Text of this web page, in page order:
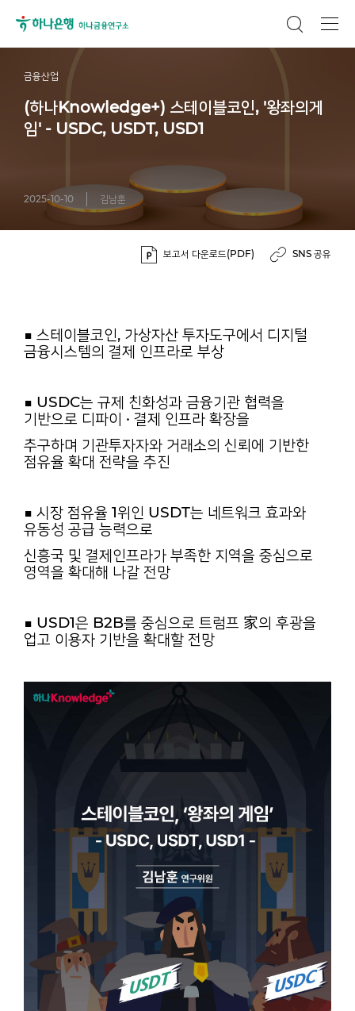
금융산업
(하나Knowledge+) 스테이블코인, '왕좌의게
임' - USDC, USDT, USD1
2025-10-10 김남훈
보고서 다운로드(PDF) SNS 공유
■ 스테이블코인, 가상자산 투자도구에서 디지털
금융시스템의 결제 인프라로 부상
■ USDC는 규제 친화성과 금융기관 협력을
기반으로 디파이 · 결제 인프라 확장을
추구하며 기관투자자와 거래소의 신뢰에 기반한
점유율 확대 전략을 추진
■ 시장 점유율 1위인 USDT는 네트워크 효과와
유동성 공급 능력으로
신흥국 및 결제인프라가 부족한 지역을 중심으로
영역을 확대해 나갈 전망
■ USD1은 B2B를 중심으로 트럼프 家의 후광을
업고 이용자 기반을 확대할 전망